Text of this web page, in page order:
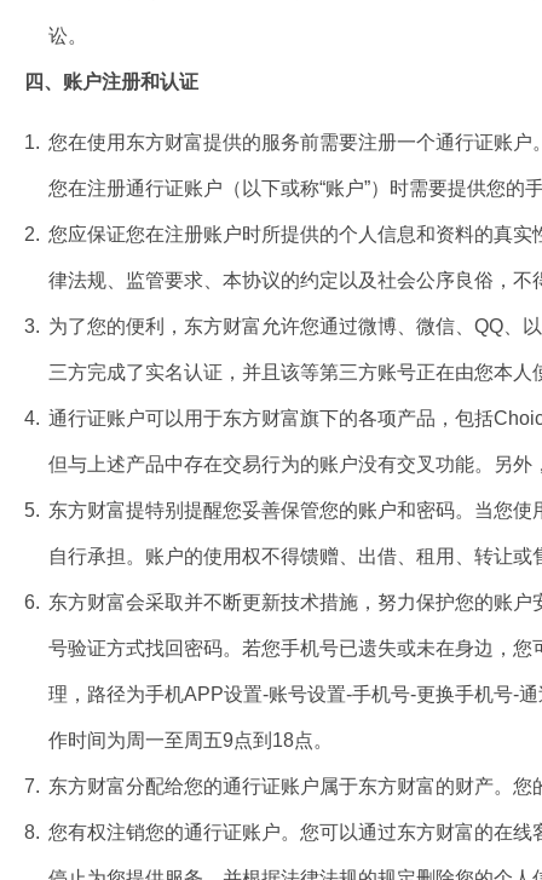
讼。
四、账户注册和认证
1. 您在使用东方财富提供的服务前需要注册一个通行证账
您在注册通行证账户（以下或称“账户”）时需要提供您
2. 您应保证您在注册账户时所提供的个人信息和资料的真
律法规、监管要求、本协议的约定以及社会公序良俗，不
3. 为了您的便利，东方财富允许您通过微博、微信、QQ、
三方完成了实名认证，并且该等第三方账号正在由您本人
4. 通行证账户可以用于东方财富旗下的各项产品，包括
但与上述产品中存在交易行为的账户没有交叉功能。另
5. 东方财富提特别提醒您妥善保管您的账户和密码。当您
自行承担。账户的使用权不得馈赠、出借、租用、转让或
6. 东方财富会采取并不断更新技术措施，努力保护您的账
号验证方式找回密码。若您手机号已遗失或未在身边，
理，路径为手机APP设置-账号设置-手机号-更换手机号-
作时间为周一至周五9点到18点。
7. 东方财富分配给您的通行证账户属于东方财富的财产。
8. 您有权注销您的通行证账户。您可以通过东方财富的在